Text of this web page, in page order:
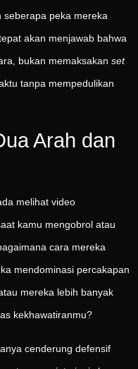
peka mereka
akan menjawab bahwa
bukan memaksakan set
tanpa mempedulikan
Arah dan
melihat video
kamu mengobrol atau
cara mereka
mendominasi percakapan
mereka lebih banyak
kekhawatiranmu?
cenderung defensif